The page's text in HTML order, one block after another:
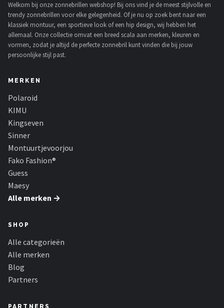
Welkom bij onze zonnebrillen webshop! Bij ons vind je de meest stijlvolle en
trendy zonnebrillen voor elke gelegenheid. Of je nu op zoek bent naar een
klassiek montuur, een sportieve look of een hip design, wij hebben het
allemaal. Onze collectie omvat een breed scala aan merken, kleuren en
vormen, zodat je altijd de perfecte zonnebril kunt vinden die bij jouw
persoonlijke stijl past.
MERKEN
Polaroid
KIMU
Kingseven
Sinner
Montuurtjevoorjou
Fako Fashion®
Guess
Maesy
Alle merken →
SHOP
Alle categorieën
Alle merken
Blog
Partners
PARTNERS